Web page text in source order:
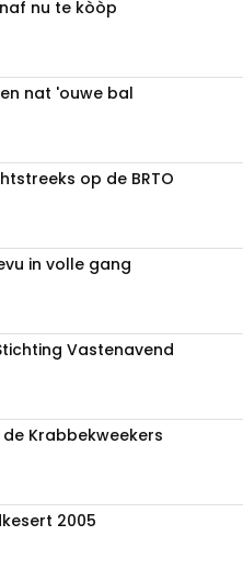
nu te kòòp
nat 'ouwe bal
op de BRTO
in volle gang
Vastenavend
de Krabbekweekers
2005